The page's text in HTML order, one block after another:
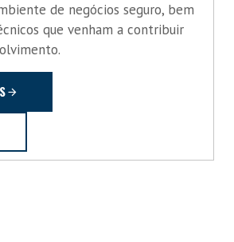
de negócios seguro, bem
que venham a contribuir